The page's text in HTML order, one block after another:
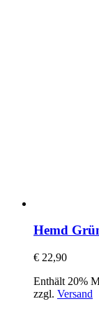
Hemd
€ 22,90
Enthält 20%
zzgl. Versand